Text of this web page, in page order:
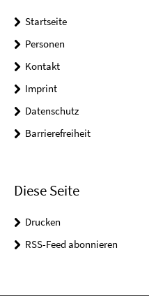
Startseite
Personen
Kontakt
Imprint
Datenschutz
Barrierefreiheit
Diese Seite
Drucken
RSS-Feed abonnieren